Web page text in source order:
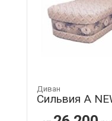
Диван
Сильвия А